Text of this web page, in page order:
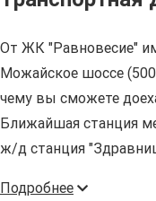
От ЖК "Равновесие"
Можайское шоссе
чему вы сможете
Ближайшая станция
ж/д станция
Подробнее